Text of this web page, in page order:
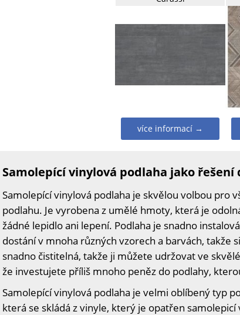
více informací →
Samolepící vinylová podlaha jako řešení
Samolepící vinylová podlaha je skvělou volbou pro
podlahu. Je vyrobena z umělé hmoty, která je
žádné lepidlo ani lepení. Podlaha je snadno
dostání v mnoha různých vzorech a barvách, takže
snadno čistitelná, takže ji můžete udržovat ve
že investujete příliš mnoho peněz do podlahy,
Samolepící vinylová podlaha je velmi oblíbený typ
která se skládá z vinyle, který je opatřen